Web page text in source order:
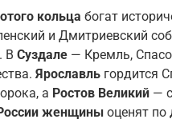
кольца богат
и Дмитриевский
В Суздале — Кремль,
Ярославль гордится
а Ростов Великий —
женщины оценят по